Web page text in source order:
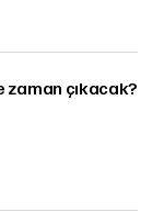
zaman çıkacak?